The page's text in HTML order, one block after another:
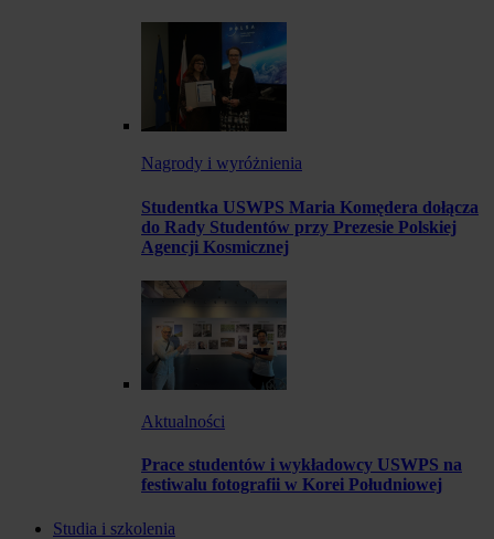
Nagrody i wyróżnienia
Studentka USWPS Maria Komędera dołącza
do Rady Studentów przy Prezesie Polskiej
Agencji Kosmicznej
Aktualności
Prace studentów i wykładowcy USWPS na
festiwalu fotografii w Korei Południowej
Studia i szkolenia